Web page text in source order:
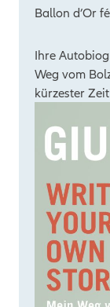
Ballon d’Or
Ihre
Weg vom
kürzester